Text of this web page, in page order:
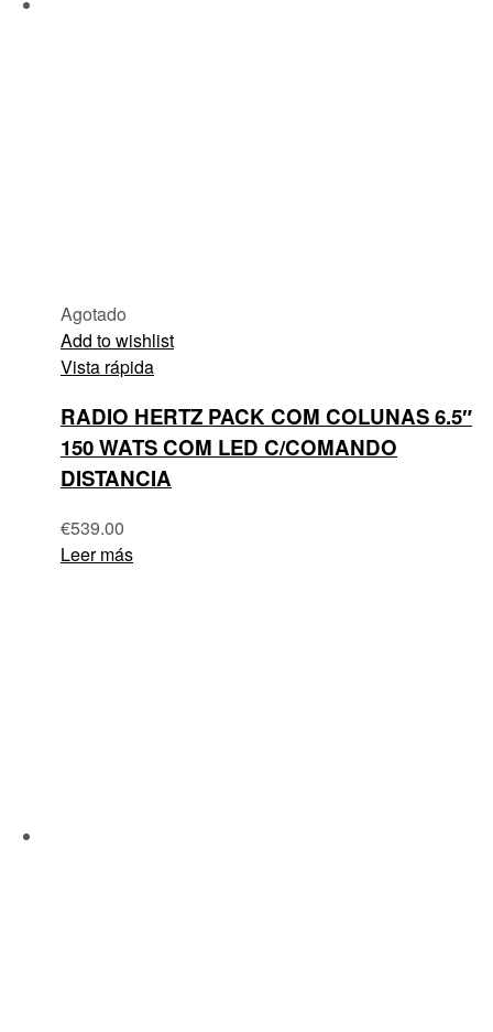
Agotado
Add to wishlist
Vista rápida
RADIO HERTZ PACK COM COLUNAS 6.5″
150 WATS COM LED C/COMANDO
DISTANCIA
€539.00
Leer más